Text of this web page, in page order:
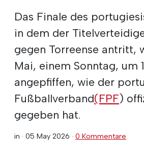
Das Finale des
in dem der
gegen Torreense antritt,
Mai, einem Sonntag, um
angepfiffen, wie der
Fußballverband(FPF)
gegeben hat.
in · 05 May 2026 · 0 Kommentare